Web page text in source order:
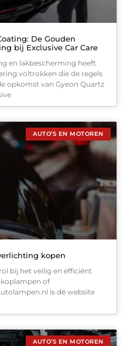
De Gouden
bij Exclusive Car Care
en lakbescherming heeft
voltrokken die de regels
opkomst van Gyeon Quartz
AUTO’S EN MOTOREN
kopen
bij het veilig en efficiënt
of
is dé website
AUTO’S EN MOTOREN